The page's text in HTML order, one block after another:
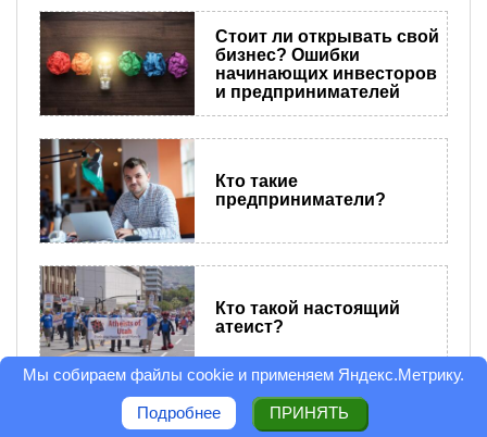
Стоит ли открывать свой
бизнес? Ошибки
начинающих инвесторов
и предпринимателей
Кто такие
предприниматели?
Кто такой настоящий
атеист?
Больше публикаций
Мы собираем файлы cookie и применяем Яндекс.Метрику.
Подробнее ПРИНЯТЬ